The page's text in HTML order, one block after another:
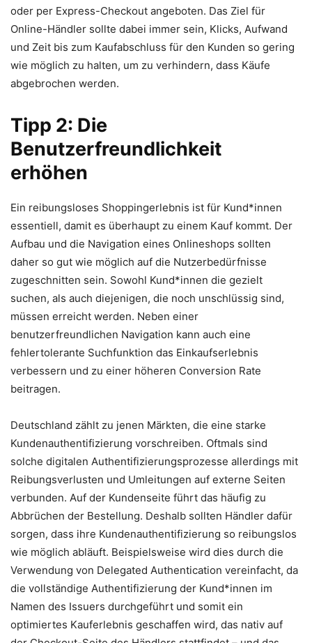
oder per Express-Checkout angeboten. Das Ziel für
Online-Händler sollte dabei immer sein, Klicks, Aufwand
und Zeit bis zum Kaufabschluss für den Kunden so gering
wie möglich zu halten, um zu verhindern, dass Käufe
abgebrochen werden.
Tipp 2: Die
Benutzerfreundlichkeit
erhöhen
Ein reibungsloses Shoppingerlebnis ist für Kund*innen
essentiell, damit es überhaupt zu einem Kauf kommt. Der
Aufbau und die Navigation eines Onlineshops sollten
daher so gut wie möglich auf die Nutzerbedürfnisse
zugeschnitten sein. Sowohl Kund*innen die gezielt
suchen, als auch diejenigen, die noch unschlüssig sind,
müssen erreicht werden. Neben einer
benutzerfreundlichen Navigation kann auch eine
fehlertolerante Suchfunktion das Einkaufserlebnis
verbessern und zu einer höheren Conversion Rate
beitragen.
Deutschland zählt zu jenen Märkten, die eine starke
Kundenauthentifizierung vorschreiben. Oftmals sind
solche digitalen Authentifizierungsprozesse allerdings mit
Reibungsverlusten und Umleitungen auf externe Seiten
verbunden. Auf der Kundenseite führt das häufig zu
Abbrüchen der Bestellung. Deshalb sollten Händler dafür
sorgen, dass ihre Kundenauthentifizierung so reibungslos
wie möglich abläuft. Beispielsweise wird dies durch die
Verwendung von Delegated Authentication vereinfacht, da
die vollständige Authentifizierung der Kund*innen im
Namen des Issuers durchgeführt und somit ein
optimiertes Kauferlebnis geschaffen wird, das nativ auf